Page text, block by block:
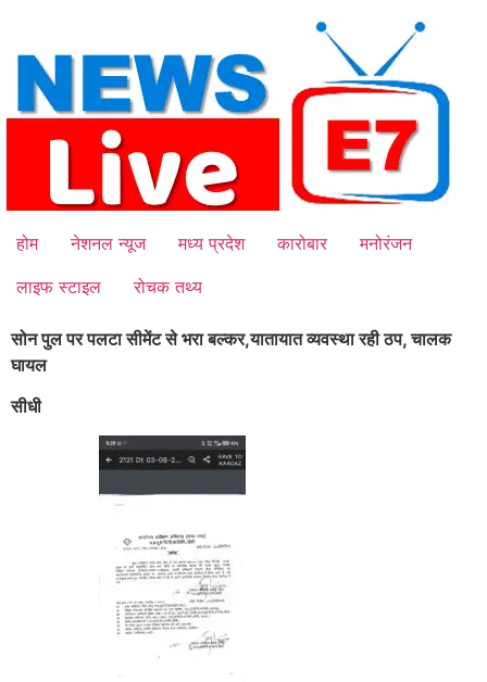
content
होम नेशनल न्यूज मध्य प्रदेश कारोबार
मनोरंजन
लाइफ स्टाइल
रोचक तथ्य
सोन पुल पर पलटा सीमेंट से भरा बल्कर,यातायात व्यवस्था रही ठप, चालक
घायल
सीधी